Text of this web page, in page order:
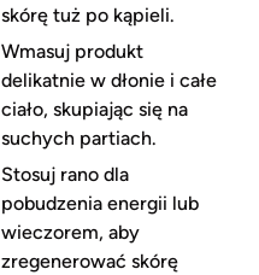
skórę tuż po kąpieli.
Wmasuj produkt
delikatnie w dłonie i całe
ciało, skupiając się na
suchych partiach.
Stosuj rano dla
pobudzenia energii lub
wieczorem, aby
zregenerować skórę